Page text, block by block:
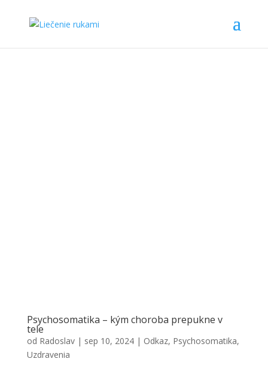
Psychosomatika – kým choroba prepukne v
tele
od Radoslav| sep 10, 2024| Odkaz, Psychosomatika,
Uzdravenia